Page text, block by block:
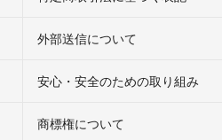
外部送信について
安心・安全のための取り組み
商標権について